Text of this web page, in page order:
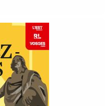
Russe basé sur les
locale de Nancy.”